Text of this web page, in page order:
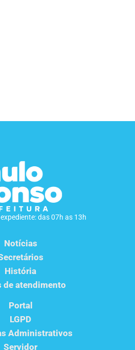
das 07h as 13h
Notícias
História
de atendimento
Portal
LGPD
Administrativos
Servidor